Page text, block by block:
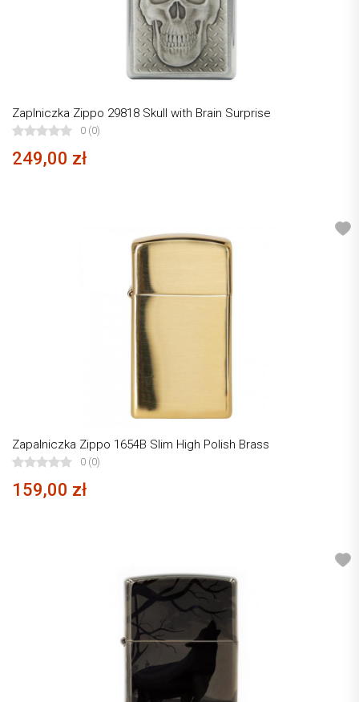
Zaplniczka Zippo 29818 Skull with Brain Surprise
0 (0)
249,00 zł
Zapalniczka Zippo 1654B Slim High Polish Brass
0 (0)
159,00 zł